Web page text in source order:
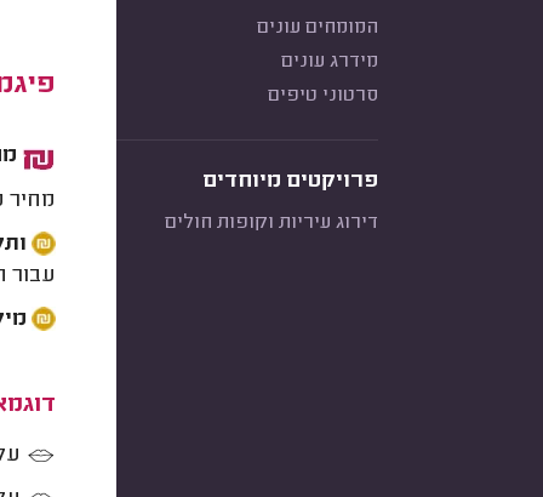
המומחים עונים
מידרג עונים
סרטוני טיפים
פרויקטים מיוחדים
דירוג עיריות וקופות חולים
מחיר
עבור